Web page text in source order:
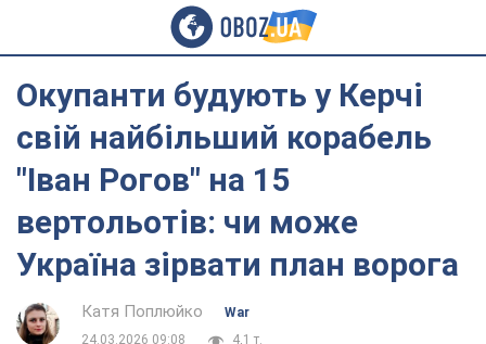
Окупанти будують у Керчі
свій найбільший корабель
"Іван Рогов" на 15
вертольотів: чи може
Україна зірвати план ворога
Катя Поплюйко
War
24.03.2026 09:08
4,1 т.